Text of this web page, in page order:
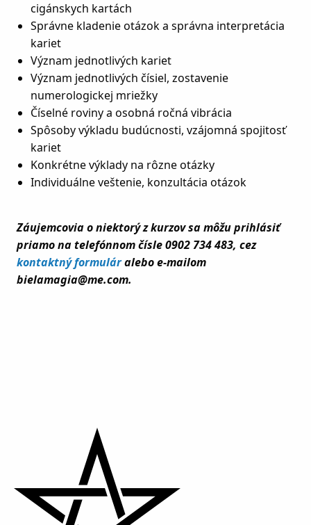
cigánskych kartách
Správne kladenie otázok a správna interpretácia
kariet
Význam jednotlivých kariet
Význam jednotlivých čísiel, zostavenie
numerologickej mriežky
Číselné roviny a osobná ročná vibrácia
Spôsoby výkladu budúcnosti, vzájomná spojitosť
kariet
Konkrétne výklady na rôzne otázky
Individuálne veštenie, konzultácia otázok
Záujemcovia o niektorý z kurzov sa môžu prihlásiť
priamo na telefónnom čísle 0902 734 483, cez
kontaktný formuláralebo e-mailom
bielamagia@me.com.